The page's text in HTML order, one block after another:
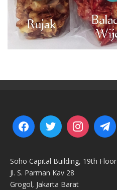
Soho Capital Building, 19th Floor
Jl. S. Parman Kav 28
Grogol, Jakarta Barat